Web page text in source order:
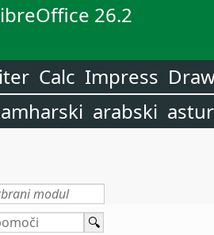
26.2
Calc Impress
amharski arabski